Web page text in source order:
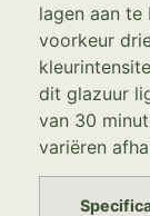
lagen aan
voorkeur
dit glazuur
van 30
variëren